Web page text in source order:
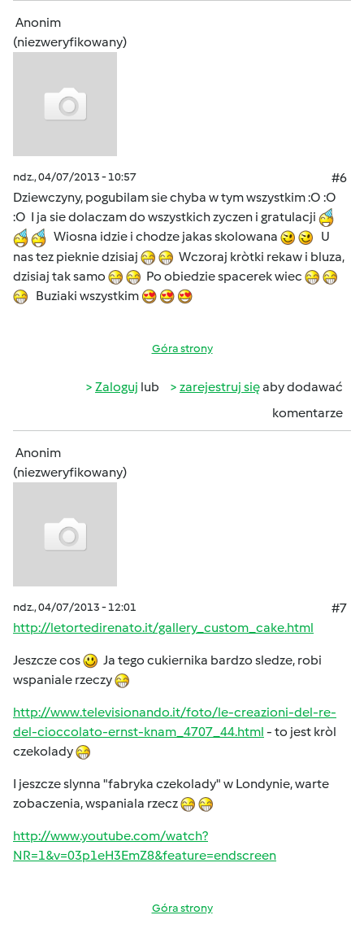
Anonim
(niezweryfikowany)
ndz., 04/07/2013 - 10:57
#6
Dziewczyny, pogubilam sie chyba w tym wszystkim :O :O
:O I ja sie dolaczam do wszystkich zyczen i gratulacji
Wiosna idzie i chodze jakas skolowana
U
nas tez pieknie dzisiaj
Wczoraj kròtki rekaw i bluza,
dzisiaj tak samo
Po obiedzie spacerek wiec
Buziaki wszystkim
Góra strony
Zaloguj lub zarejestruj sięaby dodawać
komentarze
Anonim
(niezweryfikowany)
ndz., 04/07/2013 - 12:01
#7
http://letortedirenato.it/gallery_custom_cake.html
Jeszcze cos
Ja tego cukiernika bardzo sledze, robi
wspaniale rzeczy
http://www.televisionando.it/foto/le-creazioni-del-re-
del-cioccolato-ernst-knam_4707_44.html - to jest kròl
czekolady
I jeszcze slynna "fabryka czekolady" w Londynie, warte
zobaczenia, wspaniala rzecz
http://www.youtube.com/watch?
NR=1&v=03p1eH3EmZ8&feature=endscreen
Góra strony